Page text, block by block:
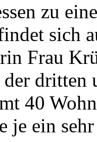
zu
sich
Frau
dritten
40
je ein